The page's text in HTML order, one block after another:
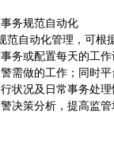
务规范自动化
范自动化管理，可根
务或配置每天的工
需做的工作；同时
状况及日常事务处
决策分析，提高监